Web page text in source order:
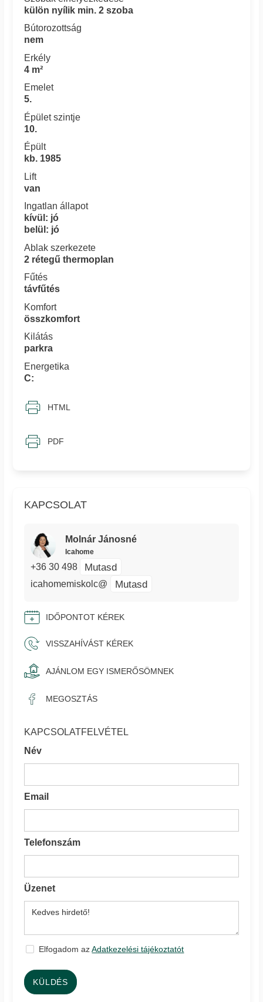
KAPCSOLAT
Molnár Jánosné
Icahome
+36 30 498 Mutasd
icahomemiskolc@ Mutasd
IDŐPONTOT KÉREK
VISSZAHÍVÁST KÉREK
AJÁNLOM EGY ISMERŐSÖMNEK
MEGOSZTÁS
KAPCSOLATFELVÉTEL
Név
Email
Telefonszám
Üzenet
Elfogadom azAdatkezelési tájékoztatót
KÜLDÉS
külön nyílik min. 2 szoba
Bútorozottság
nem
Erkély
4 m²
Emelet
5.
Épület szintje
10.
Épült
kb. 1985
Lift
van
Ingatlan állapot
kívül: jó
belül: jó
Ablak szerkezete
2 rétegű thermoplan
Fűtés
távfűtés
Komfort
összkomfort
Kilátás
parkra
Energetika
C:
HTML
PDF